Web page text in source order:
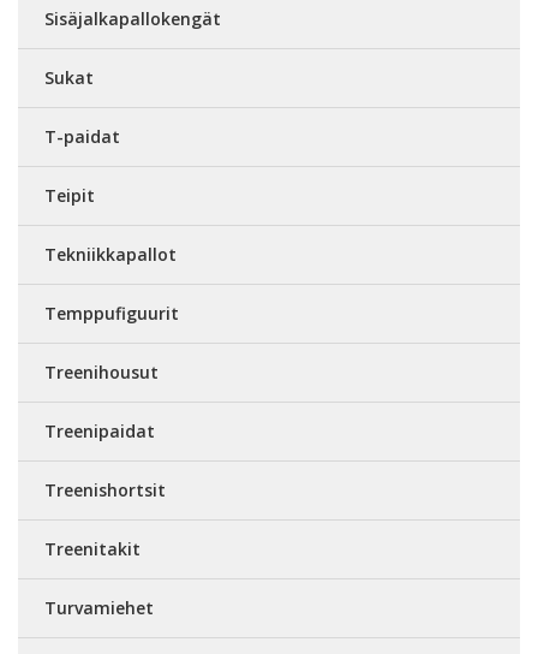
Sisäjalkapallokengät
Sukat
T-paidat
Teipit
Tekniikkapallot
Temppufiguurit
Treenihousut
Treenipaidat
Treenishortsit
Treenitakit
Turvamiehet